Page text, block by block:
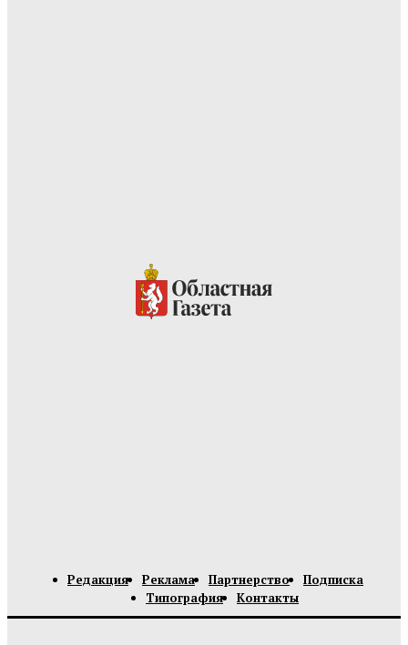
Редакция Реклама Партнерство
Подписка
Типография
Контакты